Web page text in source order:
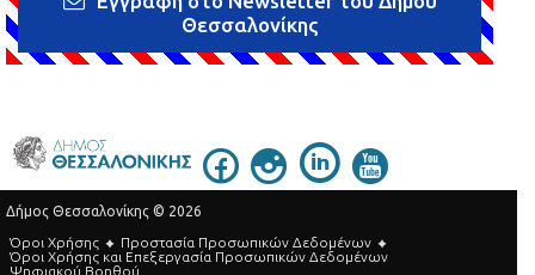
Θεσσαλονίκης
Δήμος Θεσσαλονίκης © 2026
Όροι Χρήσης
Προστασία Προσωπικών Δεδομένων
Όροι Xρήσης και Eπεξεργασία Προσωπικών Δεδομένων
Ψηφιακού Βοηθού